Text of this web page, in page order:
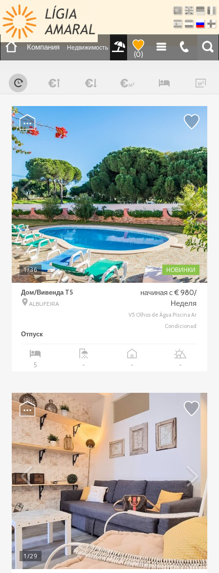
Компания Недвижимость
(0)
1/36 НОВИНКИ
Дом/Вивенда T5
ALBUFEIRA
начиная с € 980/
Неделя
V5 Olhos de Água Piscina Ar
Condicionad
Отпуск
5 - - -
1/29